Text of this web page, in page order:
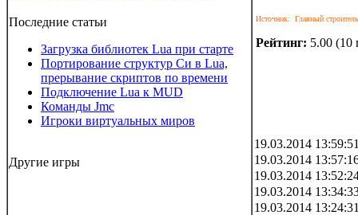
Последние статьи
Загрузка библиотек Lua при старте
Портирование структур Си в Lua,
прерывание скриптов по времени
Подключение Lua к MUD
Команды Jmc
Игроки виртуальных миров
Другие игры
Источник: Главный
Рейтинг: 5.00 (10
19.03.2014
19.03.2014
19.03.2014
19.03.2014
19.03.2014